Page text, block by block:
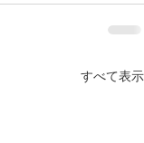
すべて表示